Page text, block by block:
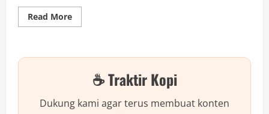
Read MoreRead
more
sampai
Nyata
Konten
YouTube
☕ Traktir Kopi
Dukung kami agar terus membuat konten